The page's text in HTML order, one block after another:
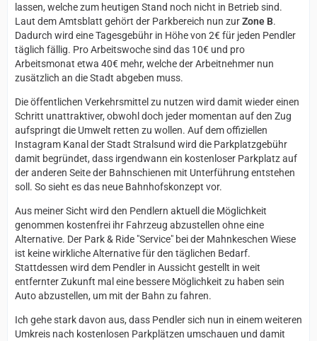
lassen, welche zum heutigen Stand noch nicht in Betrieb sind.
Laut dem Amtsblatt gehört der Parkbereich nun zurZone B.
Dadurch wird eine Tagesgebühr in Höhe von 2€ für jeden Pendler
täglich fällig. Pro Arbeitswoche sind das 10€ und pro
Arbeitsmonat etwa 40€ mehr, welche der Arbeitnehmer nun
zusätzlich an die Stadt abgeben muss.
Die öffentlichen Verkehrsmittel zu nutzen wird damit wieder einen
Schritt unattraktiver, obwohl doch jeder momentan auf den Zug
aufspringt die Umwelt retten zu wollen. Auf dem offiziellen
Instagram Kanal der Stadt Stralsund wird die Parkplatzgebühr
damit begründet, dass irgendwann ein kostenloser Parkplatz auf
der anderen Seite der Bahnschienen mit Unterführung entstehen
soll. So sieht es das neue Bahnhofskonzept vor.
Aus meiner Sicht wird den Pendlern aktuell die Möglichkeit
genommen kostenfrei ihr Fahrzeug abzustellen ohne eine
Alternative. Der Park & Ride "Service" bei der Mahnkeschen Wiese
ist keine wirkliche Alternative für den täglichen Bedarf.
Stattdessen wird dem Pendler in Aussicht gestellt in weit
entfernter Zukunft mal eine bessere Möglichkeit zu haben sein
Auto abzustellen, um mit der Bahn zu fahren.
Ich gehe stark davon aus, dass Pendler sich nun in einem weiteren
Umkreis nach kostenlosen Parkplätzen umschauen und damit